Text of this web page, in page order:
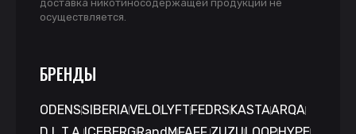
доставка никотиносодержащей продукции не
осуществляется.
БРЕНДЫ
ODENSSIBERIAVELO LYFT FEDRS KASTAARQA